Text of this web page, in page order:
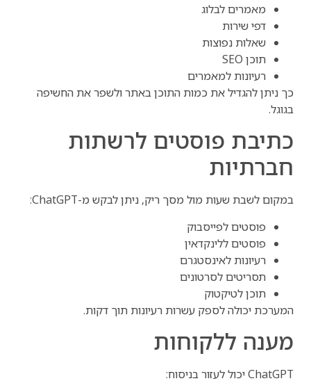
מאמרים לבלוג
דפי שירות
שאלות נפוצות
תוכן SEO
רעיונות למאמרים
כך ניתן להגדיל את כמות התוכן באתר ולשפר את החשיפה
בגוגל.
כתיבת פוסטים לרשתות
חברתיות
במקום לשבת שעות מול מסך ריק, ניתן לבקש מ-ChatGPT:
פוסטים לפייסבוק
פוסטים ללינקדאין
רעיונות לאינסטגרם
תסריטים לסרטונים
תוכן לטיקטוק
המערכת יכולה לספק עשרות רעיונות תוך דקות.
מענה ללקוחות
ChatGPT יכול לעזור בניסוח: